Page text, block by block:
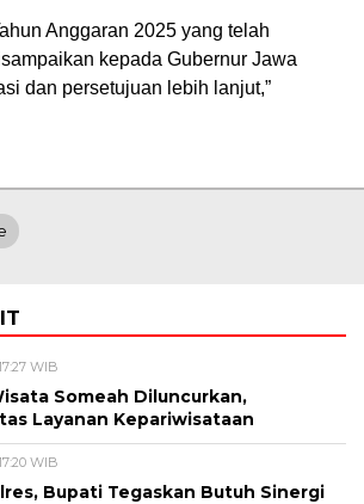
Anggaran 2025 yang telah
kepada Gubernur Jawa
dan persetujuan lebih lanjut,”
WIB
Someah Diluncurkan,
Layanan Kepariwisataan
WIB
Bupati Tegaskan Butuh Sinergi